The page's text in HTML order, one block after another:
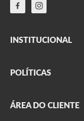
INSTITUCIONAL
Sobre nós
Onde encontrar
POLÍTICAS
Garantia
ÁREA DO CLIENTE